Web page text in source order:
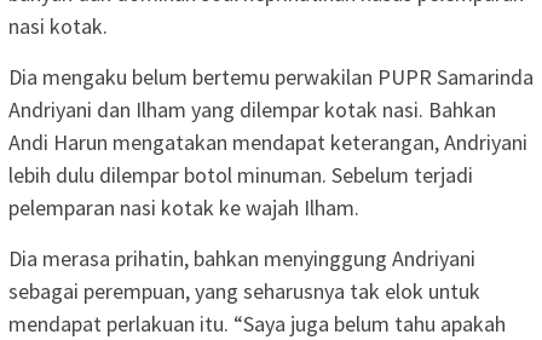
nasi kotak.
Dia mengaku belum bertemu perwakilan PUPR Samarinda
Andriyani dan Ilham yang dilempar kotak nasi. Bahkan
Andi Harun mengatakan mendapat keterangan, Andriyani
lebih dulu dilempar botol minuman. Sebelum terjadi
pelemparan nasi kotak ke wajah Ilham.
Dia merasa prihatin, bahkan menyinggung Andriyani
sebagai perempuan, yang seharusnya tak elok untuk
mendapat perlakuan itu. “Saya juga belum tahu apakah